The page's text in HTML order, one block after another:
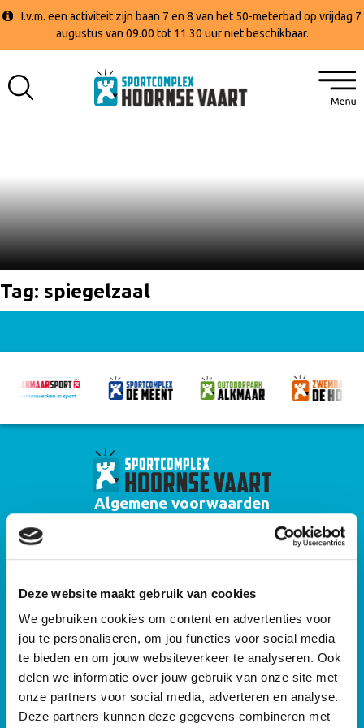
Deze website maakt gebruik van cookies
We gebruiken cookies om content en advertenties voor
jou te personaliseren, om jou functies voor social media
te bieden en om jouw websiteverkeer te analyseren. Ook
delen we informatie over jouw gebruik van onze site met
onze partners voor social media, adverteren en analyse.
Deze partners kunnen deze gegevens combineren met
I.v.m. een activiteit zijn baan 7 en 8 van het 50-meterbad op vrijdag 7
augustus van 09.00 tot 11.30 uur niet beschikbaar.
Tag: spiegelzaal
Algemene voorwaarden
Privacyverklaring
Algemene voorwaarden gebruik sportaccommodaties Alkmaar Sport
Algemene huisregels sportaccommodaties Alkmaar Sport
Cameraprotocol